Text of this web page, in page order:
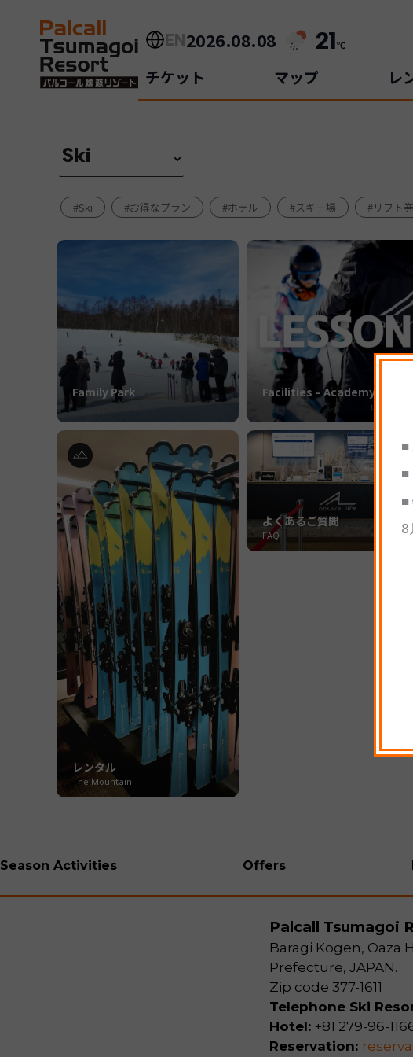
EN2026.08.08 21℃
チケット マップ レ
#Ski #お得なプラン #ホテル #スキー場 #リフト券
Family Park Facilities – Academy
レンタル
The Mountain
よくあるご質問
FAQ
Season Activities Offers
Palcall Tsumagoi
Baragi Kogen,
Prefecture, JAPAN.
Zip code 377-1611
Telephone Ski
Hotel: +81 279-96-
Reservation: